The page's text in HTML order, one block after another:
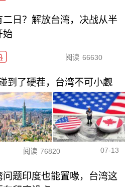
二日？解放台湾，决战从半
始
阅读 66630
到了硬茬，台湾不可小觑
阅读 76820 07-13
问题印度也能置喙，台湾这